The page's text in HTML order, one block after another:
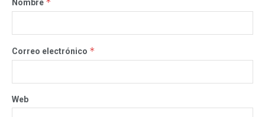
Nombre
Correo electrónico *
Web